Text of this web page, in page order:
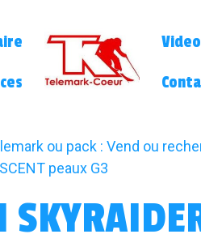
ou pack : Vend ou
peaux G3